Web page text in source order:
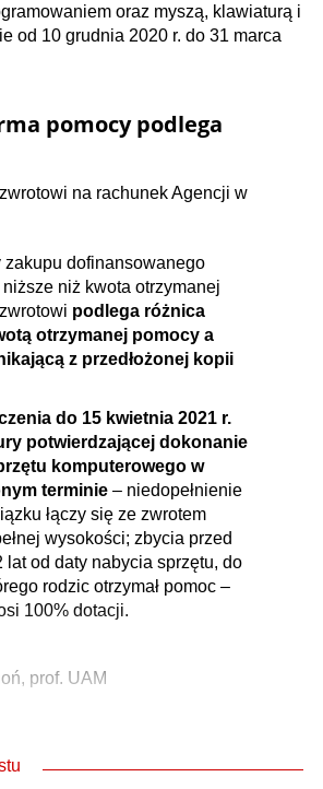
oraz myszą, klawiaturą i
od 10 grudnia 2020 r. do 31 marca
pomocy podlega
na rachunek Agencji w
zakupu dofinansowanego
niż kwota otrzymanej
podlega różnica
otrzymanej pomocy a
z przedłożonej kopii
do 15 kwietnia 2021 r.
potwierdzającej dokonanie
komputerowego w
terminie – niedopełnienie
łączy się ze zwrotem
wysokości; zbycia przed
lat od daty nabycia sprzętu, do
rodzic otrzymał pomoc –
100% dotacji.
prof. UAM